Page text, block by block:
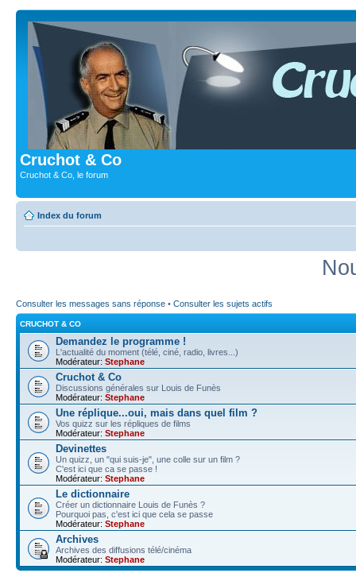
Cruchot & Co
Cruchot & Co, le forum
Index du forum
Consulter les messages sans réponse • Consulter les sujets actifs
CRUCHOT & CO
Demandez le programme !
L'actualité du moment (télé, ciné, radio, livres...)
Modérateur: Stephane
Cruchot & Co
Discussions générales sur Louis de Funès
Modérateur: Stephane
Une réplique...oui, mais dans quel film ?
Vos quizz sur les répliques de films
Modérateur: Stephane
Devinettes
Un quizz, un "qui suis-je", une colle sur un film ?
C'est ici que ca se passe !
Modérateur: Stephane
Le dictionnaire
Créer un dictionnaire Louis de Funès ?
Pourquoi pas, c'est ici que cela se passe
Modérateur: Stephane
Archives
Archives des diffusions télé/cinéma
Modérateur: Stephane